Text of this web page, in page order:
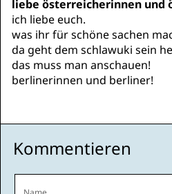
liebe österreicherinnen und
ich liebe euch.
was ihr für schöne sachen
da geht dem schlawuki sein
das muss man anschauen!
berlinerinnen und berliner!
Kommentieren